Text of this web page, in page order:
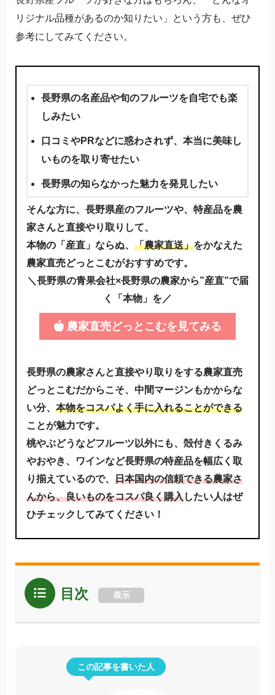
リジナル品種があるのか知りたい」という方も、ぜひ
参考にしてみてください。
長野県の名産品や旬のフルーツを自宅でも楽
しみたい
口コミやPRなどに惑わされず、本当に美味し
いものを取り寄せたい
長野県の知らなかった魅力を発見したい
そんな方に、長野県産のフルーツや、特産品を農
家さんと直接やり取りして、
本物の「産直」ならぬ、 「農家直送」をかなえた
農家直売どっとこむがおすすめです。
＼長野県の青果会社×長野県の農家から”産直”で届
く「本物」を／
農家直売どっとこむを見てみる
長野県の農家さんと直接やり取りをする農家直売
どっとこむだからこそ、中間マージンもかからな
い分、 本物をコスパよく手に入れることができる
ことが魅力です。
桃やぶどうなどフルーツ以外にも、殻付きくるみ
やおやき、ワインなど長野県の特産品を幅広く取
り揃えているので、 日本国内の信頼できる農家さ
んから、良いものをコスパ良く購入したい人はぜ
ひチェックしてみてください！
目次 表示
この記事を書いた人